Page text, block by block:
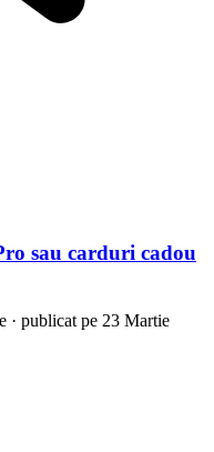
sau carduri cadou
· publicat pe 23 Martie